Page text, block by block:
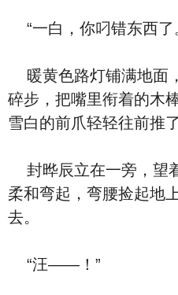
“一白，你叼错东西了
暖黄色路灯铺满地面
碎步，把嘴里衔着的木
雪白的前爪轻轻往前推
封晔辰立在一旁，望
柔和弯起，弯腰捡起地
去。
“汪——！”